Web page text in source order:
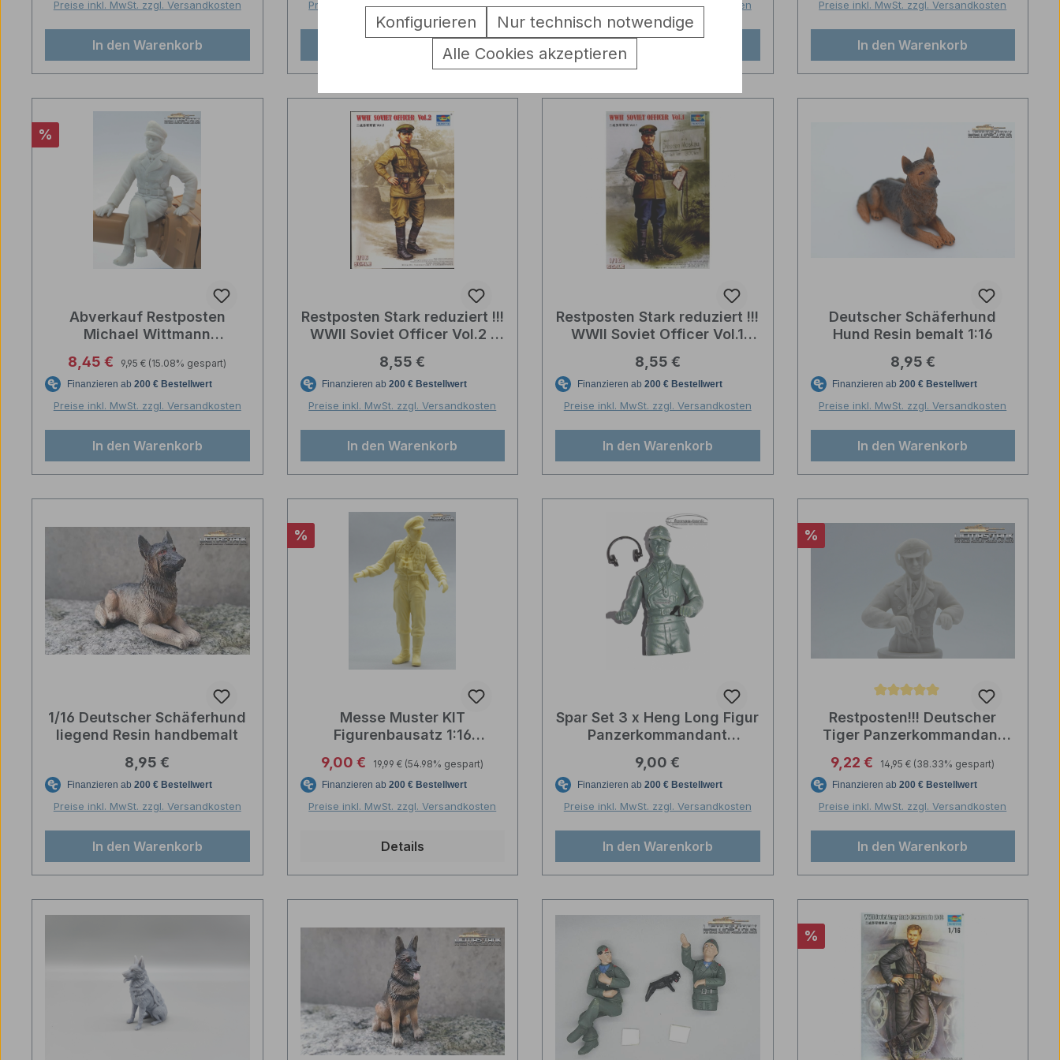
Preise inkl. MwSt. zzgl. Versandkosten
In den Warenkorb
Preise inkl. MwSt. zzgl. Versandkosten
In den Warenkorb
Preise inkl. MwSt. zzgl. Versandkosten Preise inkl. MwSt. zzgl. Versandkosten
In den Warenkorb
Rabatt
%
Abverkauf Restposten
Michael Wittmann
unbemalt 1:16 licmas-tank
Verkaufspreis:
8,45 € Regulärer Preis:
9,95 € (15.08% gespart)
Preise inkl. MwSt. zzgl. Versandkosten
In den Warenkorb
Restposten Stark reduziert !!!
WWII Soviet Officer Vol.2 ·
Trumpeter · Maßstab 1:16
Bausatz 00704
Regulärer Preis:
8,55 €
Preise inkl. MwSt. zzgl. Versandkosten
In den Warenkorb
Restposten Stark reduziert !!!
WWII Soviet Officer Vol.1
Trumpeter Bausatz Maßstab
1:16 00703
Regulärer Preis:
8,55 €
Preise inkl. MwSt. zzgl. Versandkosten
In den Warenkorb
Deutscher Schäferhund
Hund Resin bemalt 1:16
Regulärer Preis:
8,95 €
Preise inkl. MwSt. zzgl. Versandkosten
In den Warenkorb
1/16 Deutscher Schäferhund
liegend Resin handbemalt
Regulärer Preis:
8,95 €
Preise inkl. MwSt. zzgl. Versandkosten
In den Warenkorb
Rabatt
%
Messe Muster KIT
Figurenbausatz 1:16
Panzerbesatzung Normandie
1944
Verkaufspreis:
9,00 € Regulärer Preis:
19,99 € (54.98% gespart)
Preise inkl. MwSt. zzgl. Versandkosten
Details
Spar Set 3 x Heng Long Figur
Panzerkommandant
Regulärer Preis:
9,00 €
Preise inkl. MwSt. zzgl. Versandkosten
In den Warenkorb
Rabatt
%
Durchschnittliche Bewertung von 5 von
Restposten!!! Deutscher
Tiger Panzerkommandant
tank
Verkaufspreis:
9,22 € Regulärer Preis:
14,95 € (38.33% gespart)
Preise inkl. MwSt. zzgl. Versandkosten
In den Warenkorb
Rabatt
%
Nur technisch notwendige
Konfigurieren
Alle Cookies akzeptieren